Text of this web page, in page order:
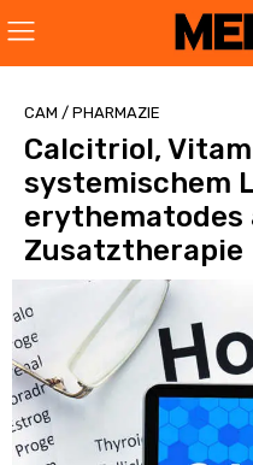
CAM / PHARMAZIE
Calcitriol,
systemischem
erythematodes
Zusatztherapie